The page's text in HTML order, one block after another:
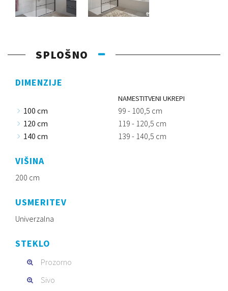
SPLOŠNO
DIMENZIJE
NAMESTITVENI UKREPI
100 cm
99 - 100,5 cm
120 cm
119 - 120,5 cm
140 cm
139 - 140,5 cm
VIŠINA
200 cm
USMERITEV
Univerzalna
STEKLO
Prozorno
Sivo